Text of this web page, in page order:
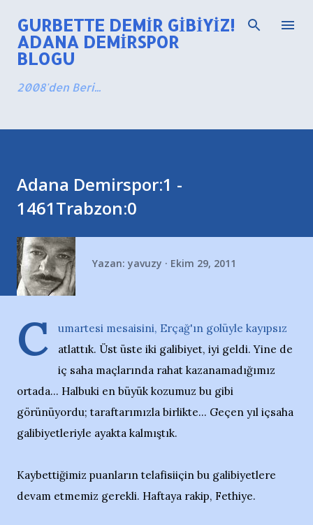
Ana içeriğe atla
GURBETTE DEMIR GIBIYIZ!
ADANA DEMIRSPOR
BLOGU
2008'den Beri...
Adana Demirspor:1 -
1461Trabzon:0
Yazan: yavuzy Ekim 29, 2011
C
umartesi mesaisini, Erçağ'ın golüyle kayıpsız
atlattık. Üst üste iki galibiyet, iyi geldi. Yine de
iç saha maçlarında rahat kazanamadığımız
ortada... Halbuki en büyük kozumuz bu gibi
görünüyordu; taraftarımızla birlikte... Geçen yıl içsaha
galibiyetleriyle ayakta kalmıştık.
Kaybettiğimiz puanların telafisiiçin bu galibiyetlere
devam etmemiz gerekli. Haftaya rakip, Fethiye.